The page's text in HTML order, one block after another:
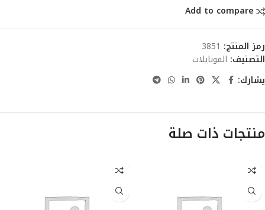
Add to compare
رمز المنتج: 3851
التصنيف: الموبايلات
يشارك:
منتجات ذات صلة